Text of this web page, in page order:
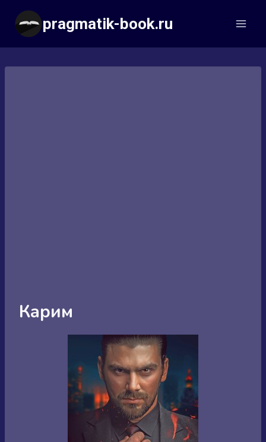
Перейти
содержимому
pragmatik-book.ru
Карим